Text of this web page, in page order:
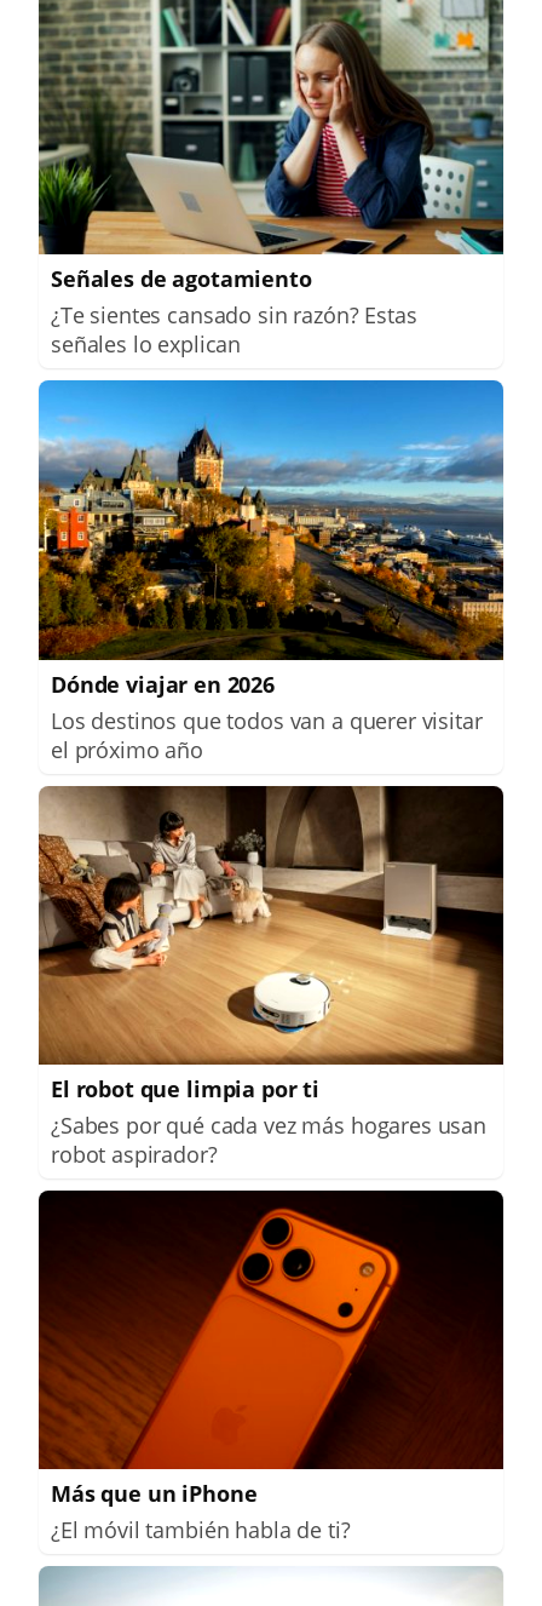
Señales de agotamiento
¿Te sientes cansado sin razón? Estas
señales lo explican
Dónde viajar en 2026
Los destinos que todos van a querer visitar
el próximo año
El robot que limpia por ti
¿Sabes por qué cada vez más hogares usan
robot aspirador?
Más que un iPhone
¿El móvil también habla de ti?